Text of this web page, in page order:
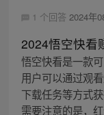
1 个回答 2024年
2024悟空快看
悟空快看是一款
用户可以通过观
下载任务等方式
需要注意的是，